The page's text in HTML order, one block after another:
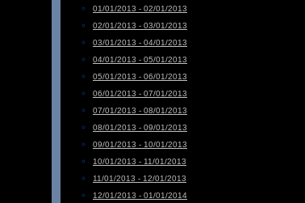
01/01/2013 - 02/01/2013
02/01/2013 - 03/01/2013
03/01/2013 - 04/01/2013
04/01/2013 - 05/01/2013
05/01/2013 - 06/01/2013
06/01/2013 - 07/01/2013
07/01/2013 - 08/01/2013
08/01/2013 - 09/01/2013
09/01/2013 - 10/01/2013
10/01/2013 - 11/01/2013
11/01/2013 - 12/01/2013
12/01/2013 - 01/01/2014